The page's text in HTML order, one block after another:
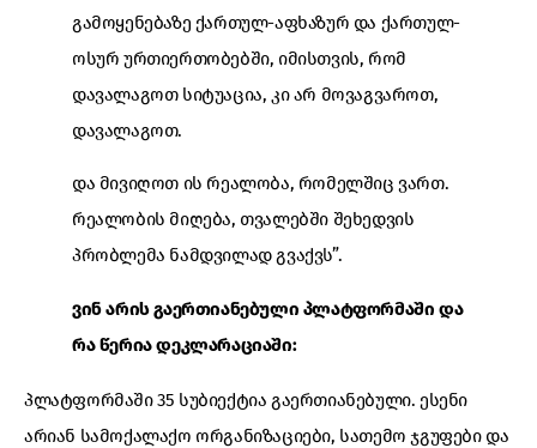
გამოყენებაზე ქართულ-აფხაზურ და ქართულ-
ოსურ ურთიერთობებში, იმისთვის, რომ
დავალაგოთ სიტუაცია, კი არ მოვაგვაროთ,
დავალაგოთ.
და მივიღოთ ის რეალობა, რომელშიც ვართ.
რეალობის მიღება, თვალებში შეხედვის
პრობლემა ნამდვილად გვაქვს”.
ვინ არის გაერთიანებული პლატფორმაში და
რა წერია დეკლარაციაში:
პლატფორმაში 35 სუბიექტია გაერთიანებული. ესენი
არიან სამოქალაქო ორგანიზაციები, სათემო ჯგუფები და